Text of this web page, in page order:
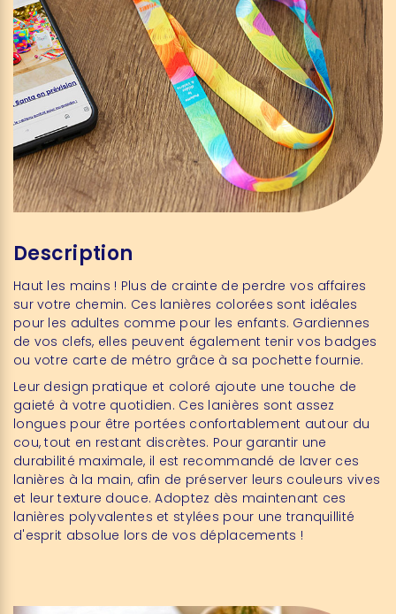
Description
Haut les mains ! Plus de crainte de perdre vos affaires
sur votre chemin. Ces lanières colorées sont idéales
pour les adultes comme pour les enfants. Gardiennes
de vos clefs, elles peuvent également tenir vos badges
ou votre carte de métro grâce à sa pochette fournie.
Leur design pratique et coloré ajoute une touche de
gaieté à votre quotidien. Ces lanières sont assez
longues pour être portées confortablement autour du
cou, tout en restant discrètes. Pour garantir une
durabilité maximale, il est recommandé de laver ces
lanières à la main, afin de préserver leurs couleurs vives
et leur texture douce. Adoptez dès maintenant ces
lanières polyvalentes et stylées pour une tranquillité
d'esprit absolue lors de vos déplacements !